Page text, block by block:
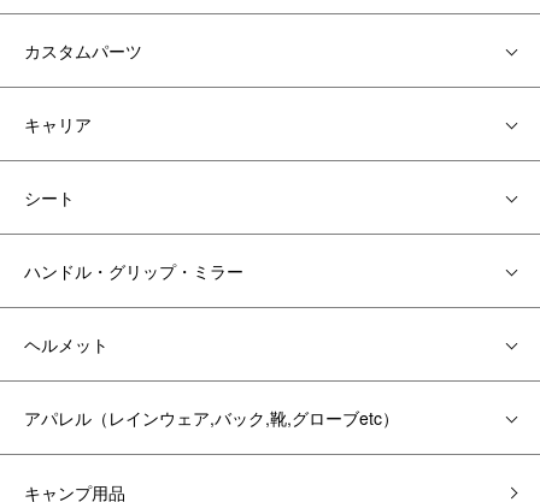
カスタムパーツ
キャリア
シート
ハンドル・グリップ・ミラー
ヘルメット
アパレル（レインウェア,バック,靴,グローブetc）
キャンプ用品